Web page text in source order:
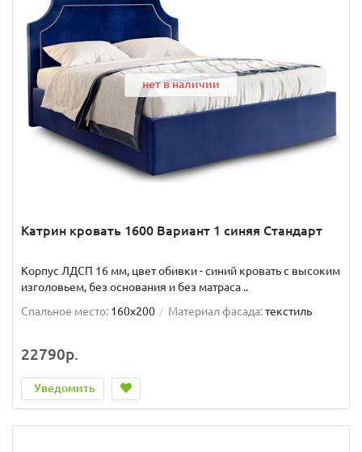
нет в наличии
Катрин кровать 1600 Вариант 1 синяя Стандарт
Корпус ЛДСП 16 мм, цвет обивки - синий кровать с высоким
изголовьем, без основания и без матраса ..
Спальное место: 160x200 Материал фасада:текстиль
22790р.
Уведомить